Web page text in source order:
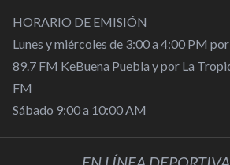
HORARIO DE EMISIÓN
Lunes y miércoles de 3:00 a 4:00 PM
89.7 FM KeBuena Puebla y por La
FM
Sábado 9:00 a 10:00 AM